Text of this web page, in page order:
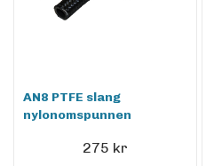
AN8 PTFE slang
nylonomspunnen
275 kr